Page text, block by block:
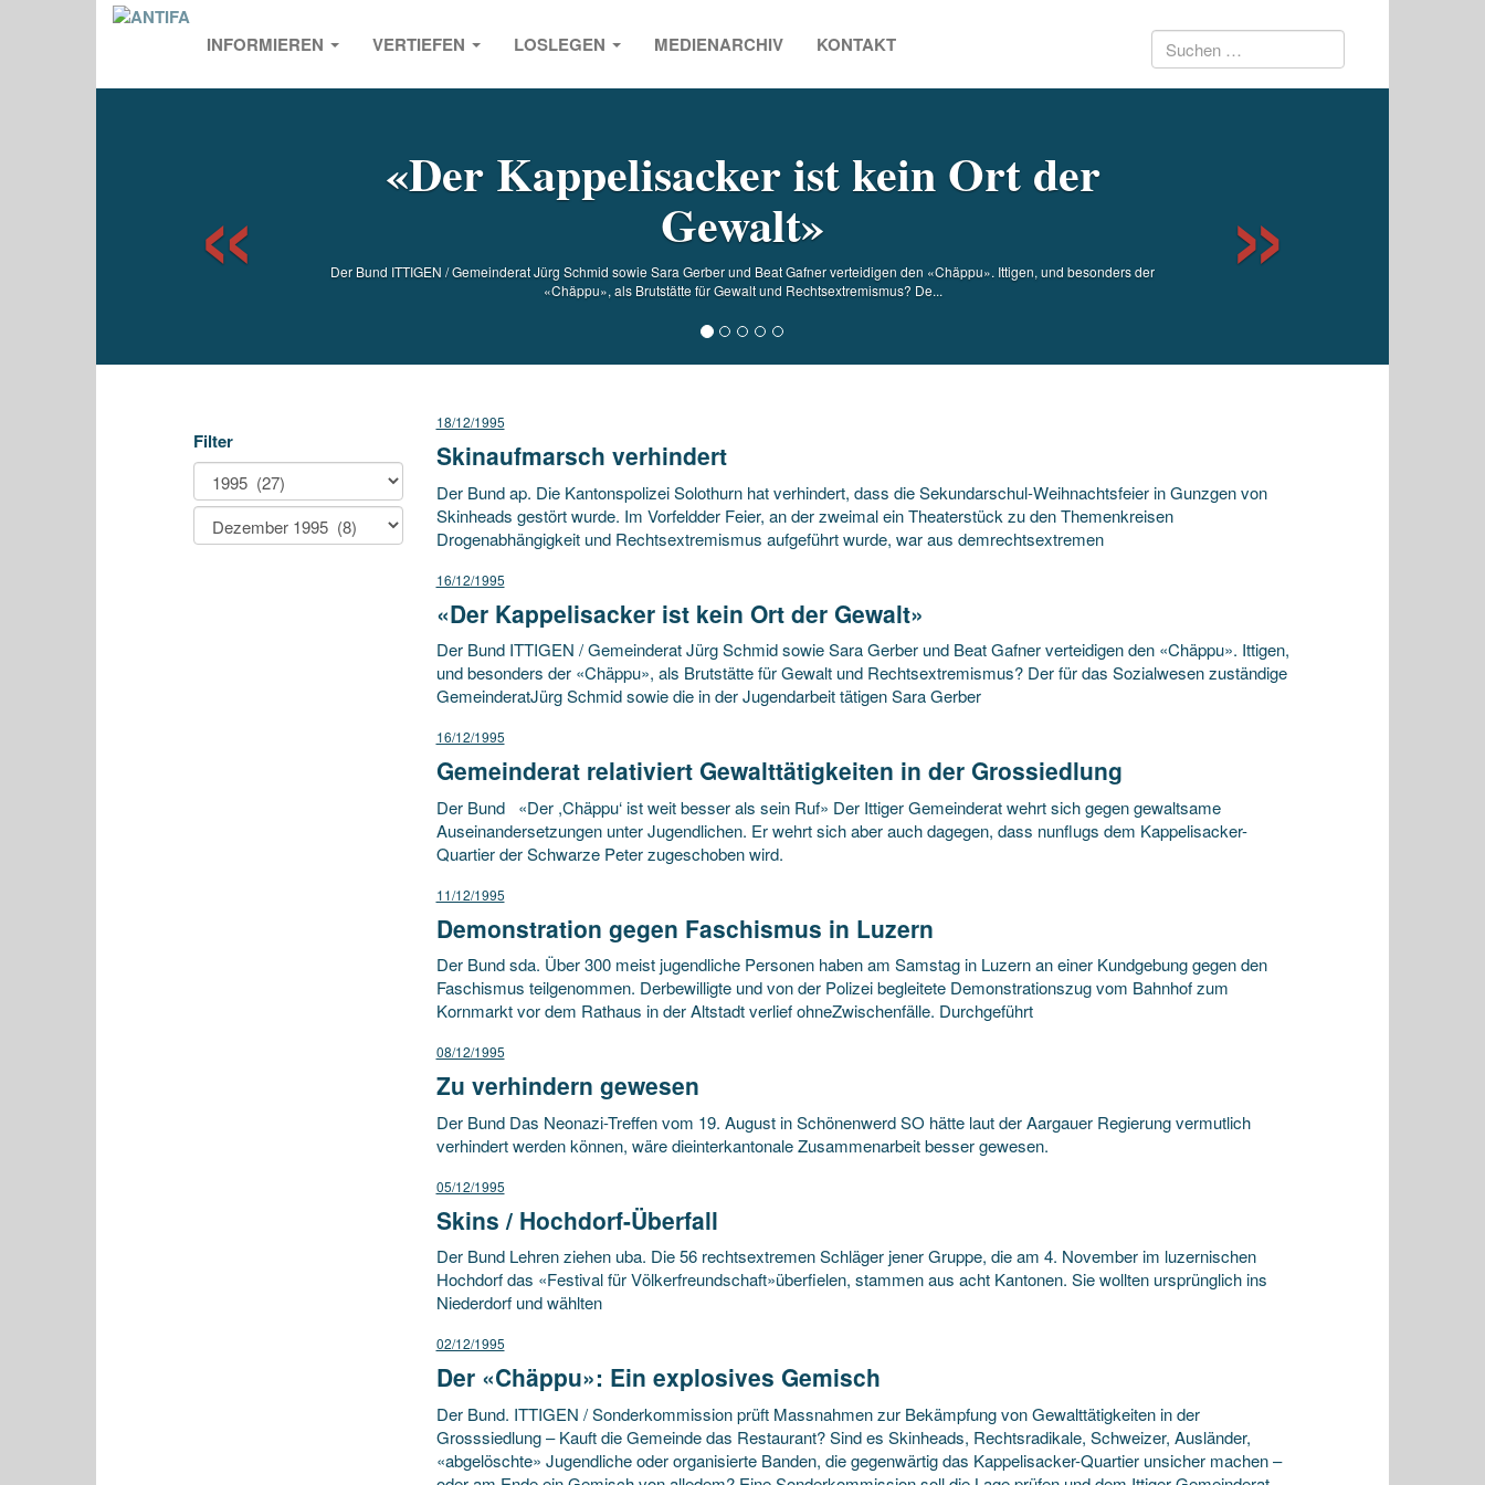
INFORMIEREN VERTIEFEN LOSLEGEN MEDIENARCHIV KONTAKT Suchen
«Der Kappelisacker ist kein Ort der
Gewalt»
Der Bund ITTIGEN / Gemeinderat Jürg Schmid sowie Sara Gerber und Beat Gafner verteidigen den «Chäppu». Ittigen, und besonders der
«Chäppu», als Brutstätte für Gewalt und Rechtsextremismus? De...
Previous
Filter
18/12/1995
Skinaufmarsch verhindert
Der Bund ap. Die Kantonspolizei Solothurn hat verhindert, dass die Sekundarschul-Weihnachtsfeier in Gunzgen von
Skinheads gestört wurde. Im Vorfeldder Feier, an der zweimal ein Theaterstück zu den Themenkreisen
Drogenabhängigkeit und Rechtsextremismus aufgeführt wurde, war aus demrechtsextremen
16/12/1995
«Der Kappelisacker ist kein Ort der Gewalt»
Der Bund ITTIGEN / Gemeinderat Jürg Schmid sowie Sara Gerber und Beat Gafner verteidigen den «Chäppu». Ittigen,
und besonders der «Chäppu», als Brutstätte für Gewalt und Rechtsextremismus? Der für das Sozialwesen zuständige
GemeinderatJürg Schmid sowie die in der Jugendarbeit tätigen Sara Gerber
16/12/1995
Gemeinderat relativiert Gewalttätigkeiten in der Grossiedlung
Der Bund «Der ,Chäppu‘ ist weit besser als sein Ruf» Der Ittiger Gemeinderat wehrt sich gegen gewaltsame
Auseinandersetzungen unter Jugendlichen. Er wehrt sich aber auch dagegen, dass nunflugs dem Kappelisacker-
Quartier der Schwarze Peter zugeschoben wird.
11/12/1995
Demonstration gegen Faschismus in Luzern
Der Bund sda. Über 300 meist jugendliche Personen haben am Samstag in Luzern an einer Kundgebung gegen den
Faschismus teilgenommen. Derbewilligte und von der Polizei begleitete Demonstrationszug vom Bahnhof zum
Kornmarkt vor dem Rathaus in der Altstadt verlief ohneZwischenfälle. Durchgeführt
08/12/1995
Zu verhindern gewesen
Der Bund Das Neonazi-Treffen vom 19. August in Schönenwerd SO hätte laut der Aargauer Regierung vermutlich
verhindert werden können, wäre dieinterkantonale Zusammenarbeit besser gewesen.
05/12/1995
Skins / Hochdorf-Überfall
Der Bund Lehren ziehen uba. Die 56 rechtsextremen Schläger jener Gruppe, die am 4. November im luzernischen
Hochdorf das «Festival für Völkerfreundschaft»überfielen, stammen aus acht Kantonen. Sie wollten ursprünglich ins
Niederdorf und wählten
02/12/1995
Der «Chäppu»: Ein explosives Gemisch
Der Bund. ITTIGEN / Sonderkommission prüft Massnahmen zur Bekämpfung von Gewalttätigkeiten in der
Grosssiedlung – Kauft die Gemeinde das Restaurant? Sind es Skinheads, Rechtsradikale, Schweizer, Ausländer,
«abgelöschte» Jugendliche oder organisierte Banden, die gegenwärtig das Kappelisacker-Quartier unsicher machen –